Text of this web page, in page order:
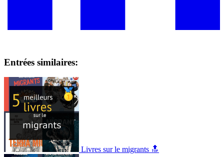
Entrées similaires:
Livres sur le migrants 🔝